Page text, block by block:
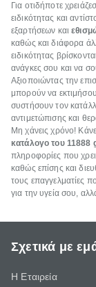
Για οτιδήποτε
ειδικότητας και
εξαρτήσεων και
καθώς και διάφορα
ειδικότητας
ανάγκες σου και να
Αξιοποιώντας την
μπορούν να
συστήσουν τον
αντιμετώπισης και
Μη χάνεις χρόνο!
κατάλογο του 11888
πληροφορίες που
καθώς επίσης και
τους επαγγελματίες
για την υγεία σου,
Σχετικά με
Η Εταιρεία